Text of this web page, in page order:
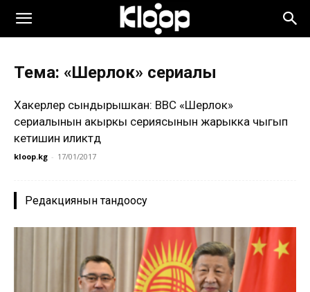
Тема: «Шерлок» сериалы
Хакерлер сындырышкан: BBC «Шерлок»
сериалынын акыркы сериясынын жарыкка чыгып
кетишин иликтөөдө
kloop.kg - 17/01/2017
Редакциянын тандоосу